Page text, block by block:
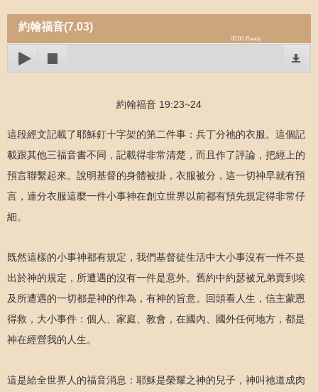
約翰福音(7.03)
00:00 Ready
約翰福音 19:23~24
這段經文記載了耶穌釘十字架的第二件事：兵丁分祂的衣服。這個記
載跟其他三福音書不同，記載得非常清楚，而且作了評論，把經上的
預言聯繫起來。說明基督的身體被掛，衣服被分，這一切神早就有預
言，連分衣服這麼一件小事神在創立世界以前都有預先規定得非常仔
細。
既然這樣的小事神都有規定，我們基督徒生活中大小事沒有一件不是
出於神的規定，所遭遇的沒有一件是意外。舊約中約瑟被兄弟賣到埃
及所遭遇的一切都是神的作為，有神的旨意。回頭看人生，信主蒙恩
得救，大小事件：個人、家庭、教會，在國內、國外任何地方，都是
神在經營我的人生。
這是給全世界人的福音消息：耶穌是榮耀之神的兒子，神叫祂道成肉